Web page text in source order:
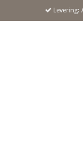
Levering: